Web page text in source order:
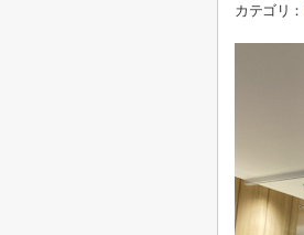
カテゴリ：